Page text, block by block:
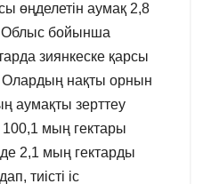
өңделетін аумақ 2,8
Облыс бойынша
зиянкеске қарсы
Олардың нақты орнын
аумақты зерттеу
мың гектары
2,1 мың гектарды
тиісті іс